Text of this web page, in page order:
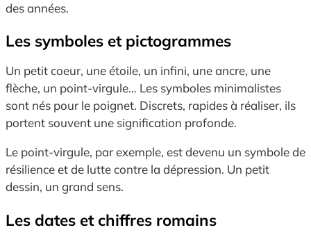
des années.
Les symboles et pictogrammes
Un petit coeur, une étoile, un infini, une ancre, une
flèche, un point-virgule… Les symboles minimalistes
sont nés pour le poignet. Discrets, rapides à réaliser, ils
portent souvent une signification profonde.
Le point-virgule, par exemple, est devenu un symbole de
résilience et de lutte contre la dépression. Un petit
dessin, un grand sens.
Les dates et chiffres romains